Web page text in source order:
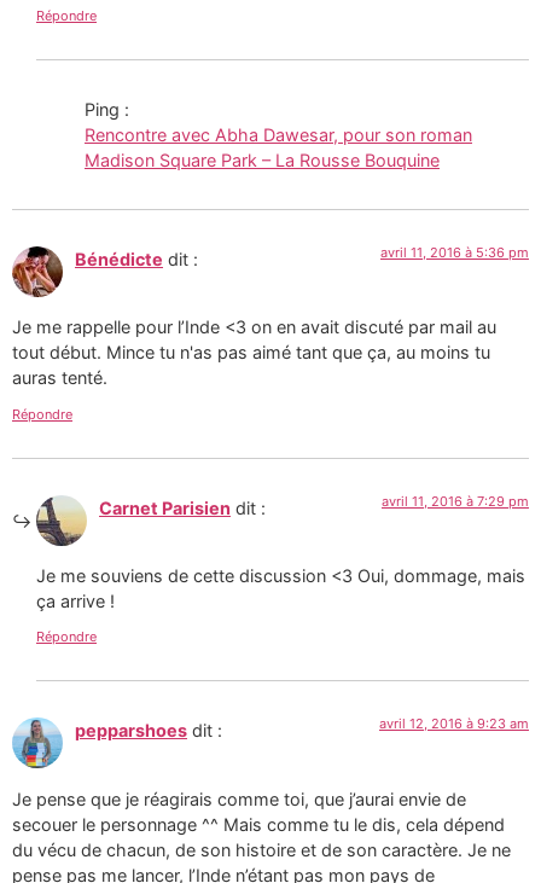
Répondre
Ping :
Rencontre avec Abha Dawesar, pour son roman
Madison Square Park – La Rousse Bouquine
Bénédicte dit : avril 11, 2016 à 5:36 pm
Je me rappelle pour l’Inde <3 on en avait discuté par mail au
tout début. Mince tu n'as pas aimé tant que ça, au moins tu
auras tenté.
Répondre
Carnet Parisien dit : avril 11, 2016 à 7:29 pm
Je me souviens de cette discussion <3 Oui, dommage, mais
ça arrive !
Répondre
pepparshoes dit : avril 12, 2016 à 9:23 am
Je pense que je réagirais comme toi, que j’aurai envie de
secouer le personnage ^^ Mais comme tu le dis, cela dépend
du vécu de chacun, de son histoire et de son caractère. Je ne
pense pas me lancer, l’Inde n’étant pas mon pays de